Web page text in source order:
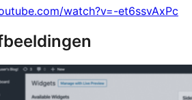
watch?v=-et6ssvAxPc